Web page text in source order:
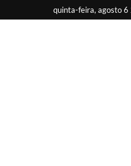
quinta-feira, agosto